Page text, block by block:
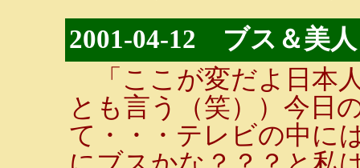
2001-04-12 ブス＆美人
「ここが変だよ日本
とも言う（笑））今日
て・・・テレビの中に